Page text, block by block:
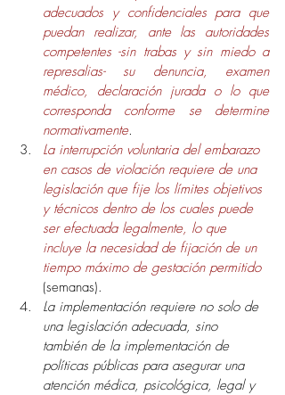
adecuados y confidenciales para que
puedan realizar, ante las autoridades
competentes -sin trabas y sin miedo a
represalias- su denuncia, examen
médico, declaración jurada o lo que
corresponda conforme se determine
normativamente.
La interrupción voluntaria del embarazo
en casos de violación requiere de una
legislación que fije los límites objetivos
y técnicos dentro de los cuales puede
ser efectuada legalmente, lo que
incluye la necesidad de fijación de un
tiempo máximo de gestación permitido
(semanas).
La implementación requiere no solo de
una legislación adecuada, sino
también de la implementación de
políticas públicas para asegurar una
atención médica, psicológica, legal y